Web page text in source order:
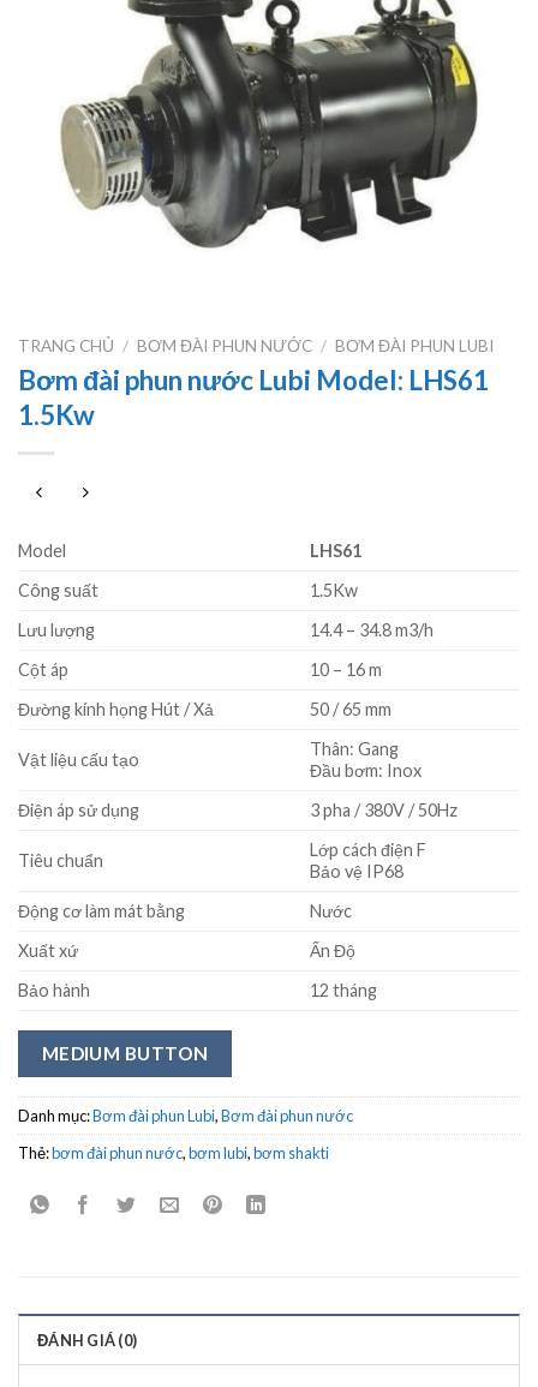
TRANG CHỦ / BƠM ĐÀI PHUN NƯỚC / BƠM ĐÀI PHUN LUBI
Bơm đài phun nước Lubi Model: LHS61
1.5Kw
Model
LHS61
Công suất
1.5Kw
Lưu lượng
14.4 – 34.8 m3/h
Cột áp
10 – 16 m
Đường kính họng Hút / Xả
50 / 65 mm
Vật liệu cấu tạo
Thân: Gang
Đầu bơm: Inox
Điện áp sử dụng
3 pha / 380V / 50Hz
Tiêu chuẩn
Lớp cách điện F
Bảo vệ IP68
Động cơ làm mát bằng
Nước
Xuất xứ
Ấn Độ
Bảo hành
12 tháng
MEDIUM BUTTON
Danh mục:Bơm đài phun Lubi,Bơm đài phun nước
Thẻ:bơm đài phun nước,bơm lubi,bơm shakti
ĐÁNH GIÁ (0)